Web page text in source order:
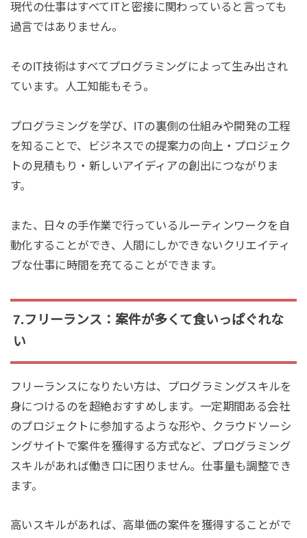
現代の仕事はすべてITと密接に関わっていると言っても
過言ではありません。
そのIT技術はすべてプログラミングによって生み出され
ています。人工知能もそう。
プログラミングを学び、ITの裏側の仕組みや開発の工程
を知ることで、ビジネスでの提案力の向上・プロジェク
トの見積もり・新しいアイディアの創出につながりま
す。
また、日々の手作業で行っているルーティンワークを自
動化することができ、人間にしかできないクリエイティ
ブな仕事に時間を充てることができます。
7.フリーランス：案件が多くて食いっぱぐれな
い
フリーランスになりたい方は、プログラミングスキルを
身につけるのを超絶おすすめします。一定期間ある会社
のプロジェクトに参加するような形や、クラウドソーシ
ングサイトで案件を獲得する方式など、プログラミング
スキルがあれば働き口に困りません。仕事量も調整でき
ます。
高いスキルがあれば、高単価の案件を獲得することがで